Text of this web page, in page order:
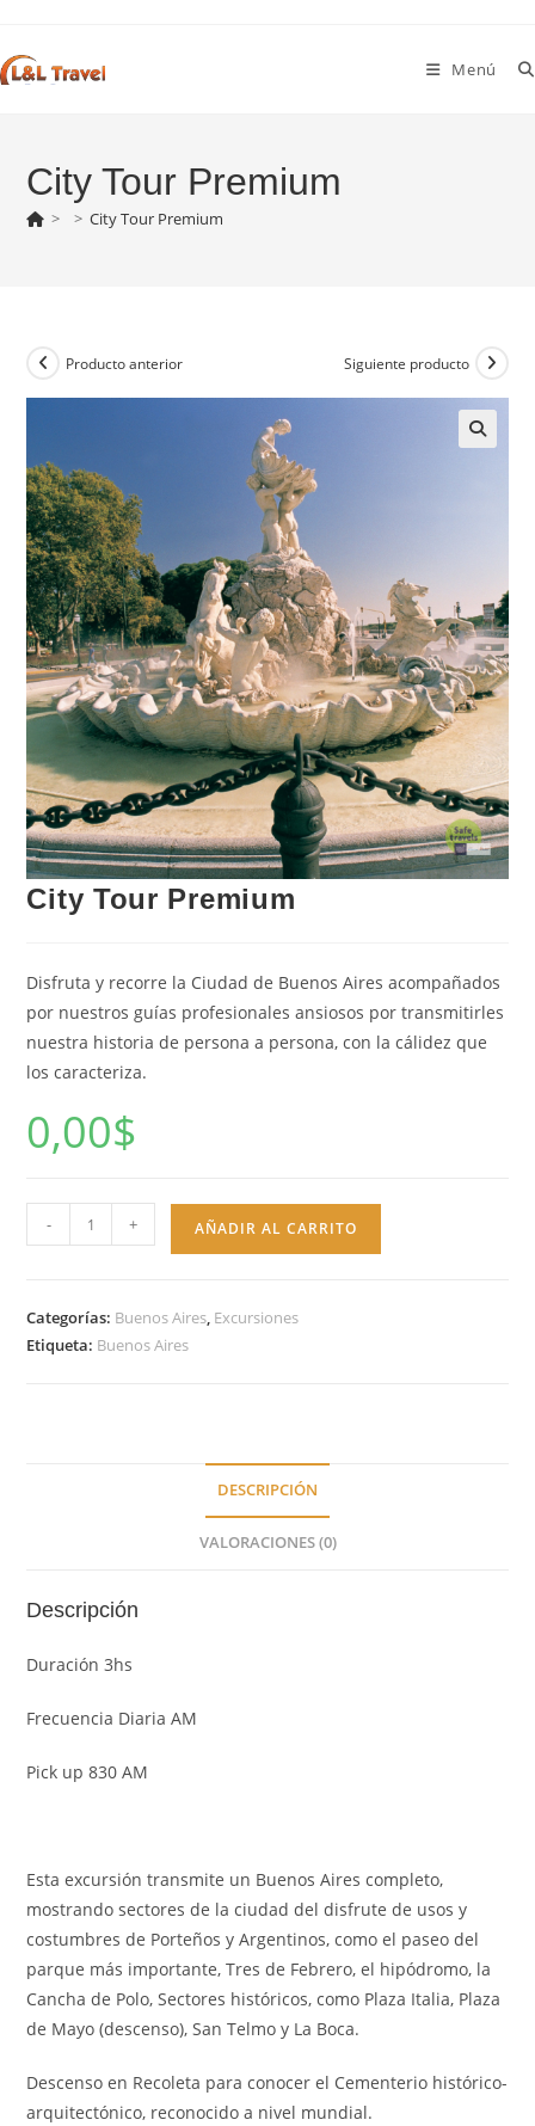
contenido
Menú
City Tour Premium
> > City Tour Premium
Producto anterior Siguiente producto
City Tour Premium
Disfruta y recorre la Ciudad de Buenos Aires acompañados
por nuestros guías profesionales ansiosos por transmitirles
nuestra historia de persona a persona, con la cálidez que
los caracteriza.
0,00$
Tour
cantidad
- + AÑADIR AL CARRITO
Categorías: Buenos Aires, Excursiones
Etiqueta: Buenos Aires
DESCRIPCIÓN
VALORACIONES (0)
Descripción
Duración 3hs
Frecuencia Diaria AM
Pick up 830 AM
Esta excursión transmite un Buenos Aires completo,
mostrando sectores de la ciudad del disfrute de usos y
costumbres de Porteños y Argentinos, como el paseo del
parque más importante, Tres de Febrero, el hipódromo, la
Cancha de Polo, Sectores históricos, como Plaza Italia, Plaza
de Mayo (descenso), San Telmo y La Boca.
Descenso en Recoleta para conocer el Cementerio histórico-
arquitectónico, reconocido a nivel mundial.